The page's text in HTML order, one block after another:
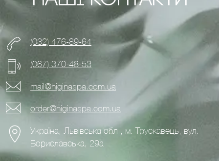
(032) 476-89-64
(067) 370-48-53
mail@higinaspa.com.ua
order@higinaspa.com.ua
Україна, Львівська обл., м. Трускавець, вул.
Бориславська, 29а